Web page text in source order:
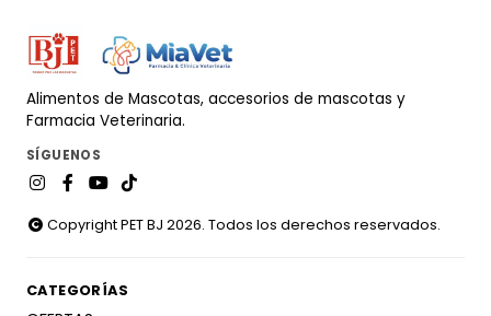
Alimentos de Mascotas, accesorios de mascotas y
Farmacia Veterinaria.
SÍGUENOS
Copyright PET BJ 2026. Todos los derechos reservados.
CATEGORÍAS